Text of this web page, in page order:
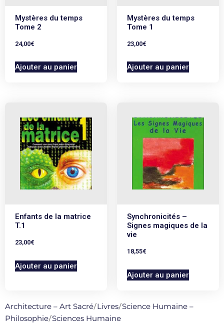
Infos : 265 pages, 145 x 221 mm, 360g
Parution :
Mystères du temps
Tome 2
24,00€
Ajouter au panier
Mystères du temps
Tome 1
23,00€
Ajouter au panier
Enfants de la matrice
T.1
23,00€
Ajouter au panier
Synchronicités –
Signes magiques de la
vie
18,55€
Ajouter au panier
Architecture – Art Sacré/Livres/Science Humaine –
Philosophie/Sciences Humaine